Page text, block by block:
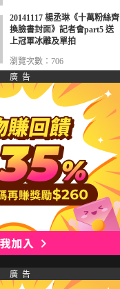
20141117 楊丞琳《十萬粉絲齊
換臉書封面》記者會part5 送
上冠軍冰雕及單拍
瀏覽次數：706
廣 告
廣 告